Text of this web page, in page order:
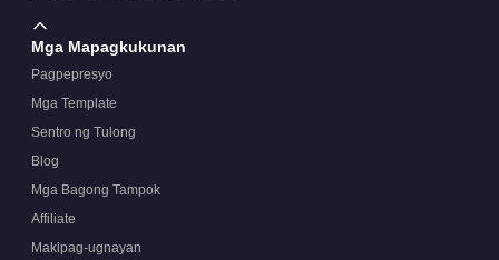
Mga Mapagkukunan
Pagpepresyo
Mga Template
Sentro ng Tulong
Blog
Mga Bagong Tampok
Affiliate
Makipag-ugnayan